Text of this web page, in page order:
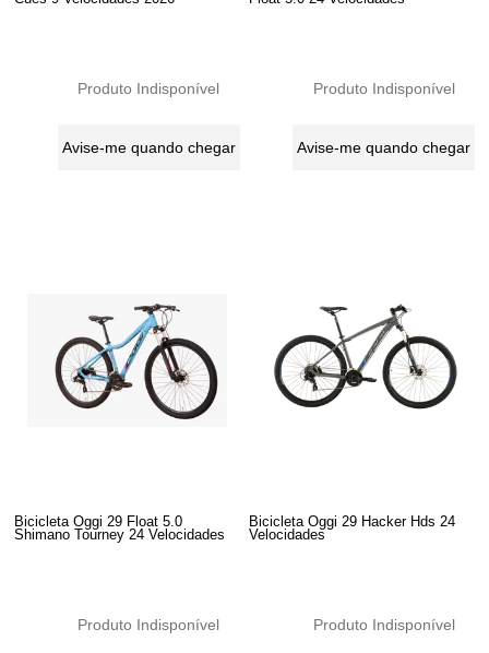
Produto Indisponível
Avise-me quando chegar
Produto Indisponível
Avise-me quando chegar
Bicicleta Oggi 29 Float 5.0
Shimano Tourney 24 Velocidades
Produto Indisponível
Bicicleta Oggi 29 Hacker Hds 24
Velocidades
Produto Indisponível